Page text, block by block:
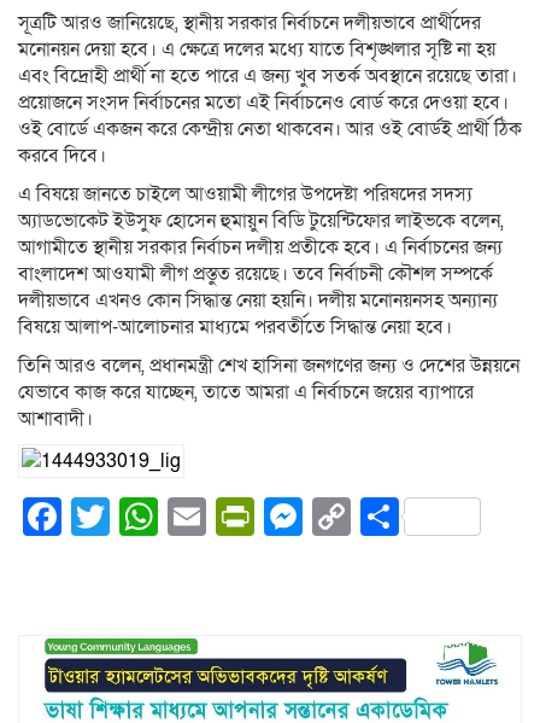
সূত্রটি আরও জানিয়েছে, স্থানীয় সরকার নির্বাচনে দলীয়ভাবে প্রার্থীদের
মনোনয়ন দেয়া হবে। এ ক্ষেত্রে দলের মধ্যে যাতে বিশৃঙ্খলার সৃষ্টি না হয়
এবং বিদ্রোহী প্রার্থী না হতে পারে এ জন্য খুব সতর্ক অবস্থানে রয়েছে তারা।
প্রয়োজনে সংসদ নির্বাচনের মতো এই নির্বাচনেও বোর্ড করে দেওয়া হবে।
ওই বোর্ডে একজন করে কেন্দ্রীয় নেতা থাকবেন। আর ওই বোর্ডই প্রার্থী ঠিক
করবে দিবে।
এ বিষয়ে জানতে চাইলে আওয়ামী লীগের উপদেষ্টা পরিষদের সদস্য
অ্যাডভোকেট ইউসুফ হোসেন হুমায়ুন বিডি টুয়েন্টিফোর লাইভকে বলেন,
আগামীতে স্থানীয় সরকার নির্বাচন দলীয় প্রতীকে হবে। এ নির্বাচনের জন্য
বাংলাদেশ আওযামী লীগ প্রস্তুত রয়েছে। তবে নির্বাচনী কৌশল সম্পর্কে
দলীয়ভাবে এখনও কোন সিদ্ধান্ত নেয়া হয়নি। দলীয় মনোনয়নসহ অন্যান্য
বিষয়ে আলাপ-আলোচনার মাধ্যমে পরবর্তীতে সিদ্ধান্ত নেয়া হবে।
তিনি আরও বলেন, প্রধানমন্ত্রী শেখ হাসিনা জনগণের জন্য ও দেশের উন্নয়নে
যেভাবে কাজ করে যাচ্ছেন, তাতে আমরা এ নির্বাচনে জয়ের ব্যাপারে
আশাবাদী।
Facebook
Twitter
WhatsApp
EmailPrintFriendly
Messenger
CopyShare